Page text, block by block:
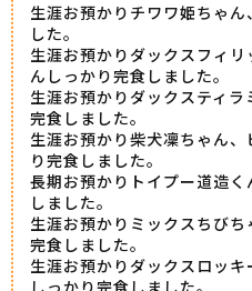
生涯お預かりチワワ姫ちゃ
した。
生涯お預かりダックスフィ
んしっかり完食しました。
生涯お預かりダックスティ
完食しました。
生涯お預かり柴犬凜ちゃん
り完食しました。
長期お預かりトイプー道造
しました。
生涯お預かりミックスちび
完食しました。
生涯お預かりダックスロッ